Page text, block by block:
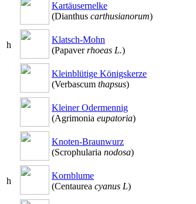
Kartäusernelke
(Dianthus carthusianorum)
h
Klatsch-Mohn
(Papaverrhoeas L.)
Kleinblütige Königskerze
(Verbascum thapsus)
Kleiner Odermennig
(Agrimonia eupatoria)
Knoten-Braunwurz
(Scrophularia nodosa)
h
Kornblume
(Centaurea cyanus L)